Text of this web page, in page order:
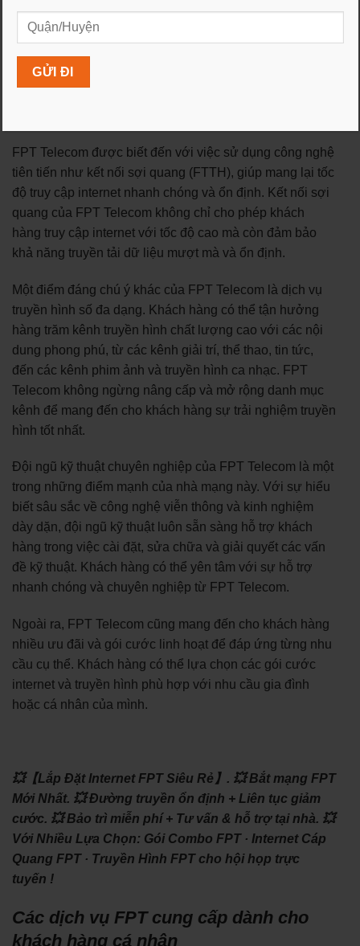
cấp dịch vụ viễn thông hàng đầu tại Việt Nam. Với hơn
30 năm kinh nghiệm trong ngành, FPT Telecom đã
khẳng định vị thế của mình bằng việc cung cấp các dịch
vụ chất lượng cao, đáng tin cậy và đa dạng, đáp ứng
FPT Telecom được biết đến với việc sử dụng công nghệ
tiên tiến như kết nối sợi quang (FTTH), giúp mang lại tốc
độ truy cập internet nhanh chóng và ổn định. Kết nối sợi
quang của FPT Telecom không chỉ cho phép khách
hàng truy cập internet với tốc độ cao mà còn đảm bảo
khả năng truyền tải dữ liệu mượt mà và ổn định.
Một điểm đáng chú ý khác của FPT Telecom là dịch vụ
truyền hình số đa dạng. Khách hàng có thể tận hưởng
hàng trăm kênh truyền hình chất lượng cao với các nội
dung phong phú, từ các kênh giải trí, thể thao, tin tức,
đến các kênh phim ảnh và truyền hình ca nhạc. FPT
Telecom không ngừng nâng cấp và mở rộng danh mục
kênh để mang đến cho khách hàng sự trải nghiệm truyền
hình tốt nhất.
Đội ngũ kỹ thuật chuyên nghiệp của FPT Telecom là một
trong những điểm mạnh của nhà mạng này. Với sự hiểu
biết sâu sắc về công nghệ viễn thông và kinh nghiệm
dày dặn, đội ngũ kỹ thuật luôn sẵn sàng hỗ trợ khách
hàng trong việc cài đặt, sửa chữa và giải quyết các vấn
đề kỹ thuật. Khách hàng có thể yên tâm với sự hỗ trợ
nhanh chóng và chuyên nghiệp từ FPT Telecom.
Ngoài ra, FPT Telecom cũng mang đến cho khách hàng
nhiều ưu đãi và gói cước linh hoạt để đáp ứng từng nhu
cầu cụ thể. Khách hàng có thể lựa chọn các gói cước
internet và truyền hình phù hợp với nhu cầu gia đình
hoặc cá nhân của mình.
💥【Lắp Đặt Internet FPT Siêu Rẻ】. 💥 Bắt mạng FPT
Mới Nhất. 💥 Đường truyền ổn định + Liên tục giảm
cước. 💥 Bảo trì miễn phí + Tư vấn & hỗ trợ tại nhà. 💥
Với Nhiều Lựa Chọn: ‎Gói Combo FPT · ‎Internet Cáp
Quang FPT · ‎Truyền Hình FPT cho hội họp trực
tuyến !
Các dịch vụ FPT cung cấp dành cho
khách hàng cá nhân